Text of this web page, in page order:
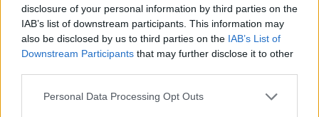
disclosure of your personal information by third parties on the
IAB’s list of downstream participants. This information may
also be disclosed by us to third parties on the IAB’s List of
Downstream Participants that may further disclose it to other
Personal Data Processing Opt Outs
Πριν 8 ημέρες